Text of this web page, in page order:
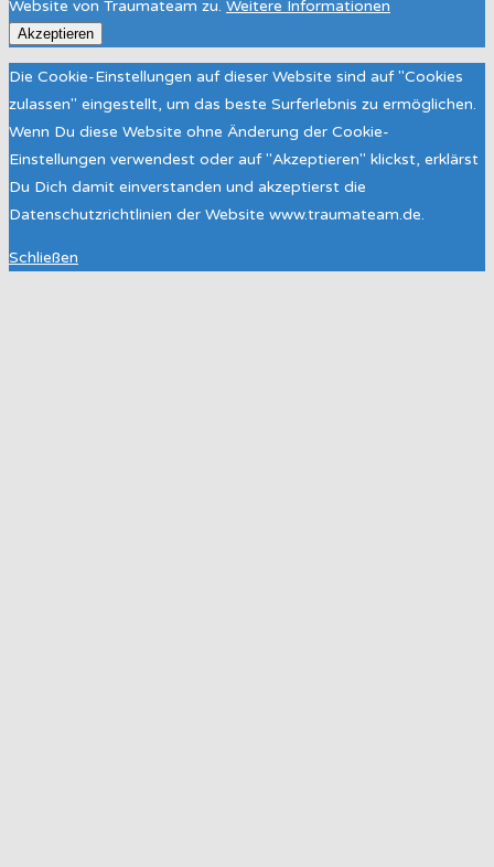
Website von Traumateam zu. Weitere Informationen
Akzeptieren
Die Cookie-Einstellungen auf dieser Website sind auf "Cookies
zulassen" eingestellt, um das beste Surferlebnis zu ermöglichen.
Wenn Du diese Website ohne Änderung der Cookie-
Einstellungen verwendest oder auf "Akzeptieren" klickst, erklärst
Du Dich damit einverstanden und akzeptierst die
Datenschutzrichtlinien der Website www.traumateam.de.
Schließen